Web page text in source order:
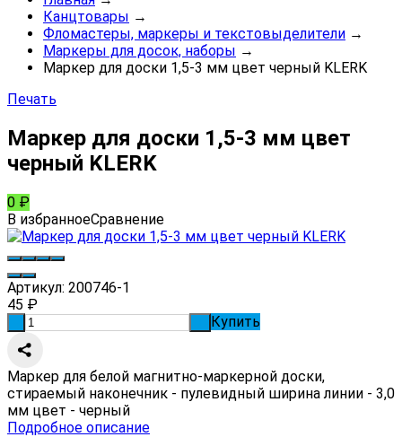
Канцтовары →
Фломастеры, маркеры и текстовыделители →
Маркеры для досок, наборы →
Маркер для доски 1,5-3 мм цвет черный KLERK
Печать
Маркер для доски 1,5-3 мм цвет
черный KLERK
0 ₽
В избранноеСравнение
Артикул: 200746-1
45 ₽
Купить
Маркер для белой магнитно-маркерной доски,
стираемый наконечник - пулевидный ширина линии - 3,0
мм цвет - черный
Подробное описание